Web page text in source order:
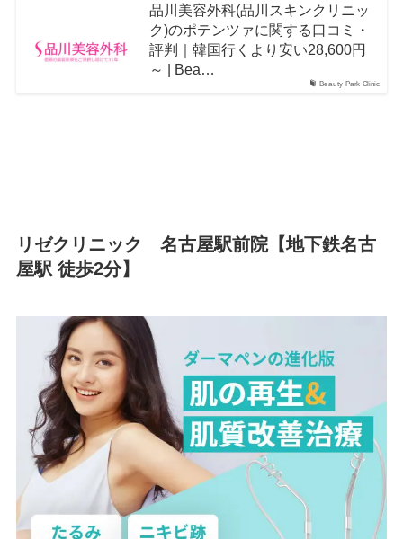
Beauty Park Clinic
品川美容外科(品川スキンクリニッ
ク)のポテンツァに関する口コミ・
評判｜韓国行くより安い28,600円
～ | Bea…
リゼクリニック 名古屋駅前院【地下鉄名古
屋駅 徒歩2分】